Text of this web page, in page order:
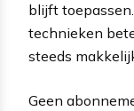
blijft
technieken
steeds
Geen